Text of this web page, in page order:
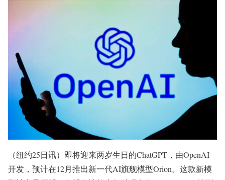
（纽约25日讯）即将迎来两岁生日的ChatGPT，由OpenAI
开发，预计在12月推出新一代AI旗舰模型Orion。这款新模